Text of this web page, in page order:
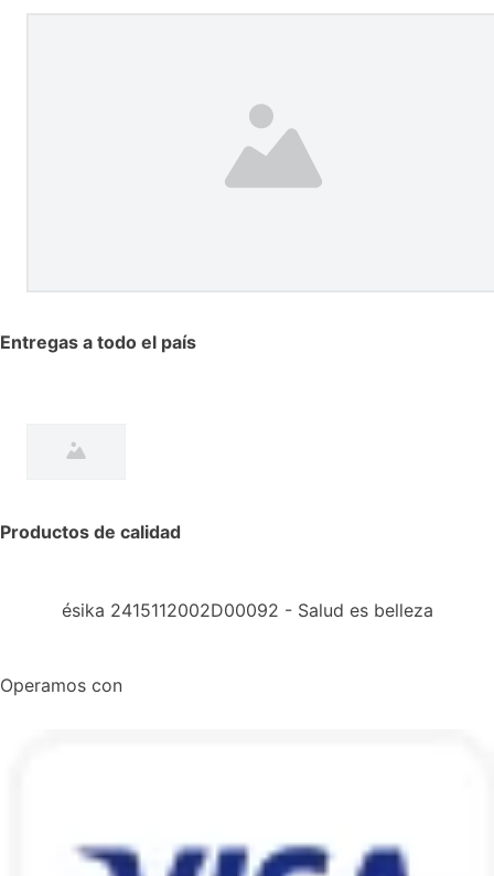
Entregas a todo el país
Productos de calidad
ésika 2415112002D00092 - Salud es belleza
Operamos con